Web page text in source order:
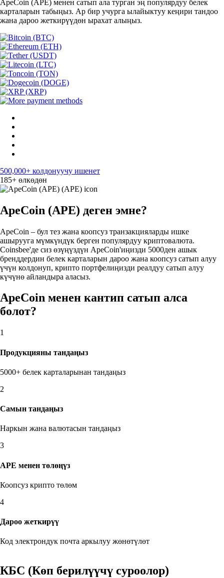
ApeCoin (APE) менен сатып ала турган эң популярдуу белек
карталарын табыңыз. Ар бир учурга ылайыктуу кеңири тандоо
жана дароо жеткирүүдөн ырахат алыңыз.
500,000+ колдонуучу ишенет
185+ өлкөдөн
ApeCoin (APE) деген эмне?
ApeCoin – бул тез жана коопсуз транзакцияларды ишке
ашырууга мүмкүндүк берген популярдуу криптовалюта.
Coinsbee'де сиз өзүңүздүн ApeCoin'иңизди 5000ден ашык
бренддердин белек карталарын дароо жана коопсуз сатып алуу
үчүн колдонуп, крипто портфелиңизди реалдуу сатып алуу
күчүнө айландыра аласыз.
ApeCoin менен кантип сатып алса
болот?
1
Продукцияны тандаңыз
5000+ белек карталарынан тандаңыз
2
Самын тандаңыз
Наркын жана валютасын тандаңыз
3
APE менен төлөңүз
Коопсуз крипто төлөм
4
Дароо жеткирүү
Код электрондук почта аркылуу жөнөтүлөт
КБС (Көп берилүүчү суроолор)